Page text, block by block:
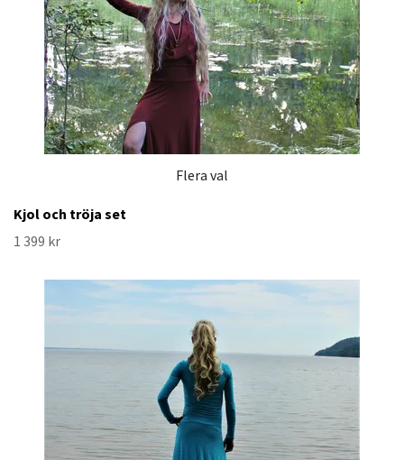
Flera val
Kjol och tröja set
1 399 kr